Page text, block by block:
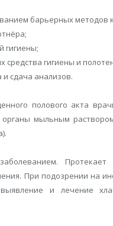
барьерных методов
гигиены;
средства гигиены и
сдача анализов.
полового акта
мыльным
При подозрении на
и лечение